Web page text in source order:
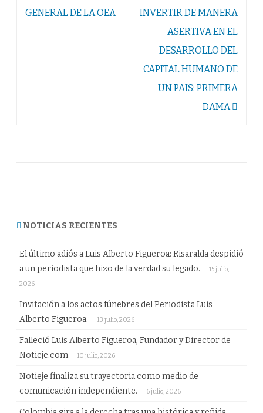
GENERAL DE LA OEA
INVERTIR DE MANERA
ASERTIVA EN EL
DESARROLLO DEL
CAPITAL HUMANO DE
UN PAIS: PRIMERA
DAMA
NOTICIAS RECIENTES
El último adiós a Luis Alberto Figueroa: Risaralda despidió
a un periodista que hizo de la verdad su legado.
15 julio,
2026
Invitación a los actos fúnebres del Periodista Luis
Alberto Figueroa.
13 julio, 2026
Falleció Luis Alberto Figueroa, Fundador y Director de
Notieje.com
10 julio, 2026
Notieje finaliza su trayectoria como medio de
comunicación independiente.
6 julio, 2026